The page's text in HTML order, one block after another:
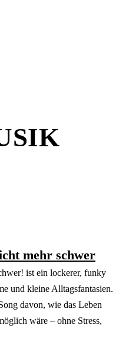
mehr schwer
ist ein lockerer, funky
und kleine Alltagsfantasien.
davon, wie das Leben
wäre – ohne Stress,